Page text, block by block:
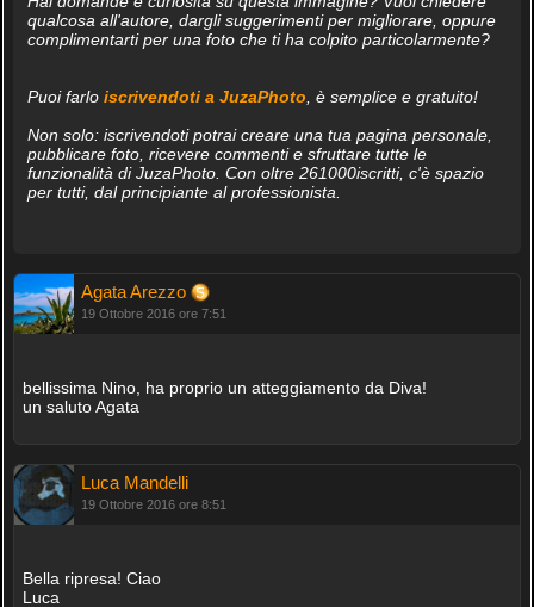
qualcosa all'autore, dargli suggerimenti per migliorare, oppure
complimentarti per una foto che ti ha colpito particolarmente?
Puoi farlo iscrivendoti a JuzaPhoto , è semplice e gratuito!
Non solo: iscrivendoti potrai creare una tua pagina personale,
pubblicare foto, ricevere commenti e sfruttare tutte le
funzionalità di JuzaPhoto. Con oltre 261000iscritti, c'è spazio
per tutti, dal principiante al professionista.
Agata Arezzo
19 Ottobre 2016 ore 7:51
bellissima Nino, ha proprio un atteggiamento da Diva!
un saluto Agata
Luca Mandelli
19 Ottobre 2016 ore 8:51
Bella ripresa! Ciao
Luca